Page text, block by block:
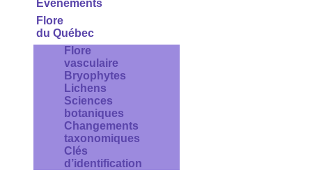
Évènements
Flore
du Québec
Flore
vasculaire
Bryophytes
Lichens
Sciences
botaniques
Changements
taxonomiques
Clés
d’identification